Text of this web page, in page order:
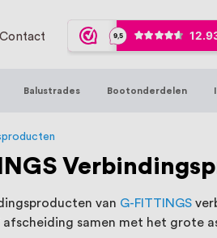
met bijna 20 jaar
en
op maat produceren,
want we
Contact
Balustrades Bootonderdelen
van G-FITTINGS
samen met het grote